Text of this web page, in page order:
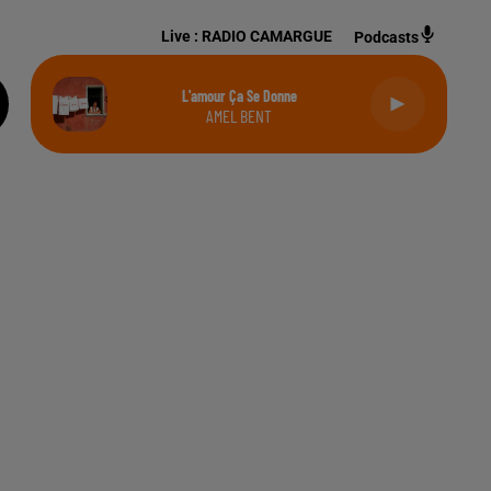
Live : RADIO CAMARGUE Podcasts
L'amour Ça Se Donne
AMEL BENT